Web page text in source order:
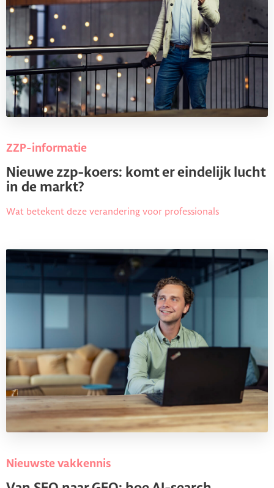
ZZP-informatie
Nieuwe zzp-koers: komt er eindelijk lucht
in de markt?
Wat betekent deze verandering voor professionals
Nieuwste vakkennis